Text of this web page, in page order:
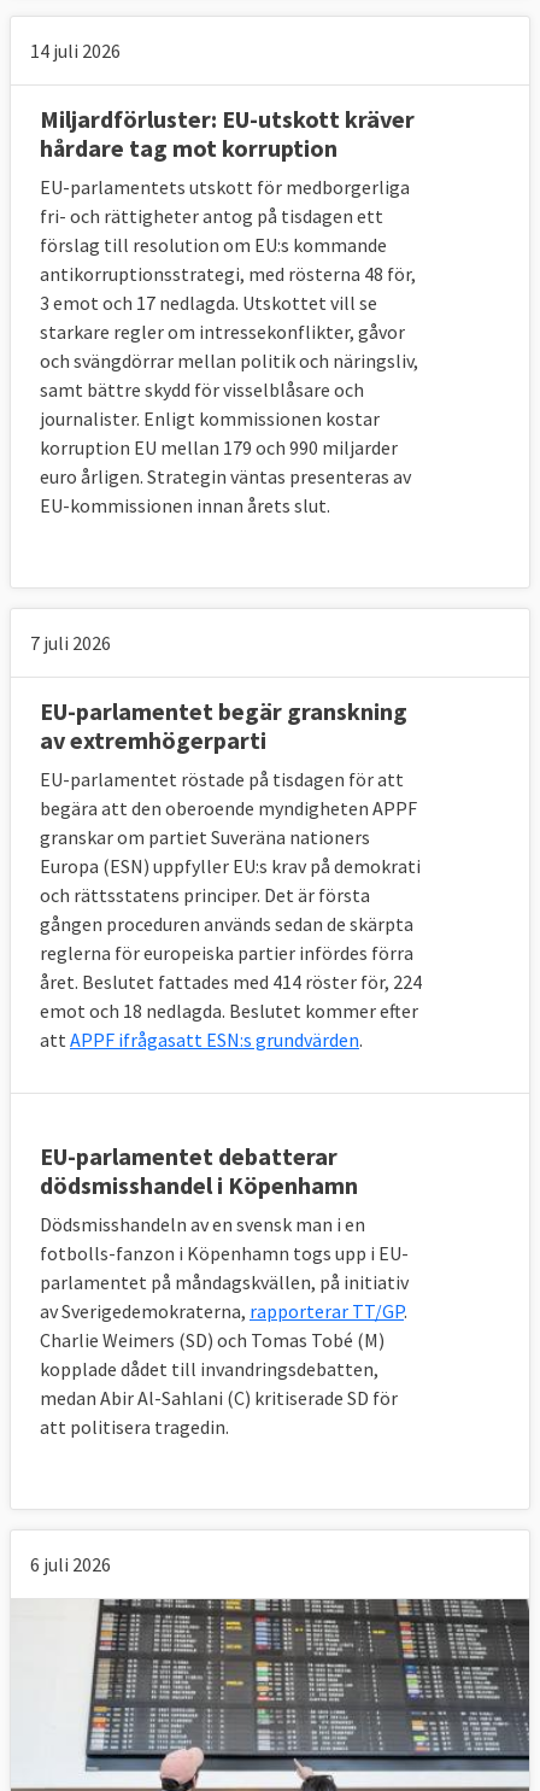
14 juli 2026
Miljardförluster: EU-utskott kräver
hårdare tag mot korruption
EU-parlamentets utskott för medborgerliga
fri- och rättigheter antog på tisdagen ett
förslag till resolution om EU:s kommande
antikorruptionsstrategi, med rösterna 48 för,
3 emot och 17 nedlagda. Utskottet vill se
starkare regler om intressekonflikter, gåvor
och svängdörrar mellan politik och näringsliv,
samt bättre skydd för visselblåsare och
journalister. Enligt kommissionen kostar
korruption EU mellan 179 och 990 miljarder
euro årligen. Strategin väntas presenteras av
EU-kommissionen innan årets slut.
7 juli 2026
EU-parlamentet begär granskning
av extremhögerparti
EU-parlamentet röstade på tisdagen för att
begära att den oberoende myndigheten APPF
granskar om partiet Suveräna nationers
Europa (ESN) uppfyller EU:s krav på demokrati
och rättsstatens principer. Det är första
gången proceduren används sedan de skärpta
reglerna för europeiska partier infördes förra
året. Beslutet fattades med 414 röster för, 224
emot och 18 nedlagda. Beslutet kommer efter
att APPF ifrågasatt ESN:s grundvärden.
EU-parlamentet debatterar
dödsmisshandel i Köpenhamn
Dödsmisshandeln av en svensk man i en
fotbolls-fanzon i Köpenhamn togs upp i EU-
parlamentet på måndagskvällen, på initiativ
av Sverigedemokraterna, rapporterar TT/GP.
Charlie Weimers (SD) och Tomas Tobé (M)
kopplade dådet till invandringsdebatten,
medan Abir Al-Sahlani (C) kritiserade SD för
att politisera tragedin.
6 juli 2026